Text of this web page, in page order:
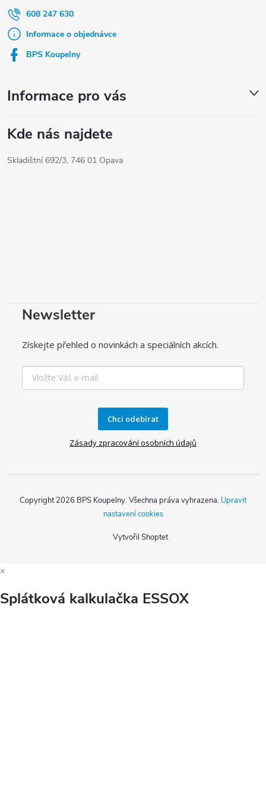
608 247 630
Informace o objednávce
BPS Koupelny
Informace pro vás
Kde nás najdete
Skladištní 692/3, 746 01 Opava
Newsletter
Získejte přehled o novinkách a speciálních akcích.
Chci odebírat
Zásady zpracování osobních údajů
Vytvořil Shoptet
Copyright 2026 BPS Koupelny. Všechna práva vyhrazena. Upravit
nastavení cookies
×
Splátková kalkulačka ESSOX